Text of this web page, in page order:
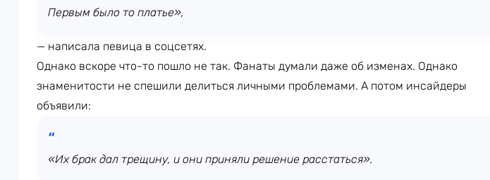
Первым было то платье»,
— написала певица в соцсетях.
Однако вскоре что-то пошло не так. Фанаты думали даже об изменах. Однако
знаменитости не спешили делиться личными проблемами. А потом инсайдеры
объявили:
«Их брак дал трещину, и они приняли решение расстаться».